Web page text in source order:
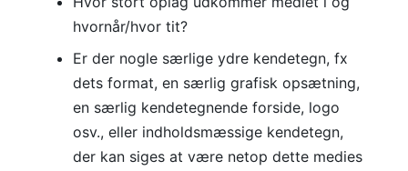
hvornår/hvor tit?
Er der nogle særlige ydre kendetegn, fx
dets format, en særlig grafisk opsætning,
en særlig kendetegnende forside, logo
osv., eller indholdsmæssige kendetegn,
der kan siges at være netop dette medies